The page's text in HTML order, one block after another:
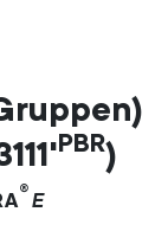
PBR)
®
E